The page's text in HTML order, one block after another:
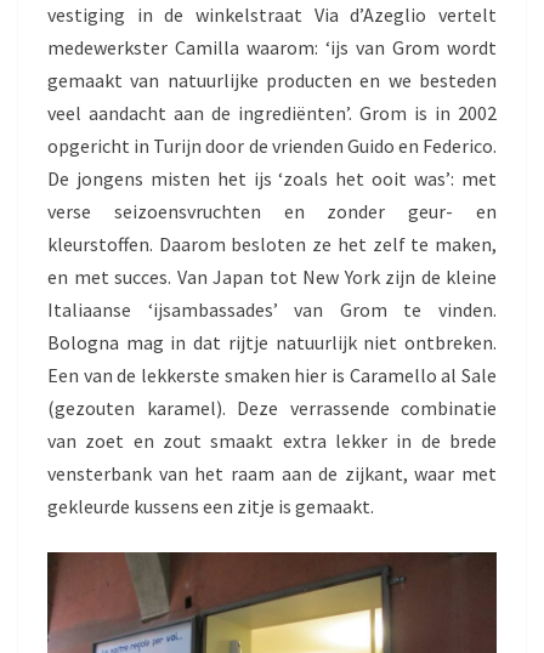
vestiging in de winkelstraat Via d’Azeglio vertelt
medewerkster Camilla waarom: ‘ijs van Grom wordt
gemaakt van natuurlijke producten en we besteden
veel aandacht aan de ingrediënten’. Grom is in 2002
opgericht in Turijn door de vrienden Guido en Federico.
De jongens misten het ijs ‘zoals het ooit was’: met
verse seizoensvruchten en zonder geur- en
kleurstoffen. Daarom besloten ze het zelf te maken,
en met succes. Van Japan tot New York zijn de kleine
Italiaanse ‘ijsambassades’ van Grom te vinden.
Bologna mag in dat rijtje natuurlijk niet ontbreken.
Een van de lekkerste smaken hier is Caramello al Sale
(gezouten karamel). Deze verrassende combinatie
van zoet en zout smaakt extra lekker in de brede
vensterbank van het raam aan de zijkant, waar met
gekleurde kussens een zitje is gemaakt.